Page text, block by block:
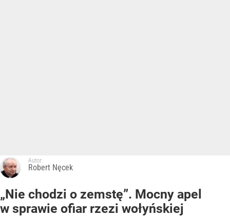
Autor:
Robert Nęcek
„Nie chodzi o zemstę”. Mocny apel
w sprawie ofiar rzezi wołyńskiej